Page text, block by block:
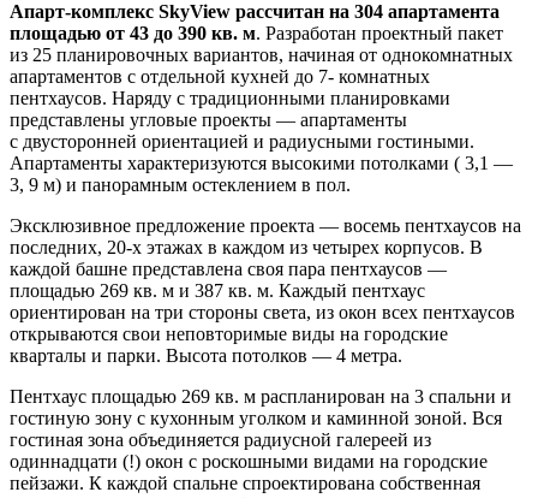
Апарт-комплекс SkyView рассчитан на 304 апартамента
площадью от 43 до 390 кв. м. Разработан проектный пакет
из 25 планировочных вариантов, начиная от однокомнатных
апартаментов с отдельной кухней до 7- комнатных
пентхаусов. Наряду с традиционными планировками
представлены угловые проекты — апартаменты
с двусторонней ориентацией и радиусными гостиными.
Апартаменты характеризуются высокими потолками ( 3,1 —
3, 9 м) и панорамным остеклением в пол.
Эксклюзивное предложение проекта — восемь пентхаусов на
последних, 20-х этажах в каждом из четырех корпусов. В
каждой башне представлена своя пара пентхаусов —
площадью 269 кв. м и 387 кв. м. Каждый пентхаус
ориентирован на три стороны света, из окон всех пентхаусов
открываются свои неповторимые виды на городские
кварталы и парки. Высота потолков — 4 метра.
Пентхаус площадью 269 кв. м распланирован на 3 спальни и
гостиную зону с кухонным уголком и каминной зоной. Вся
гостиная зона объединяется радиусной галереей из
одиннадцати (!) окон с роскошными видами на городские
пейзажи. К каждой спальне спроектирована собственная